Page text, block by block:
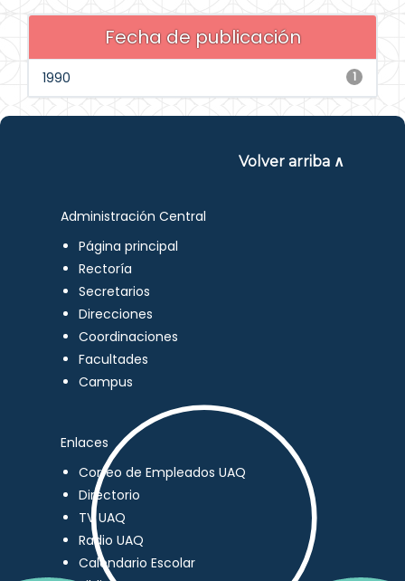
Fecha de publicación
1
1990
Volver arriba ∧
Administración Central
Página principal
Rectoría
Secretarios
Direcciones
Coordinaciones
Facultades
Campus
Enlaces
Correo de Empleados UAQ
Directorio
TV UAQ
Radio UAQ
Calendario Escolar